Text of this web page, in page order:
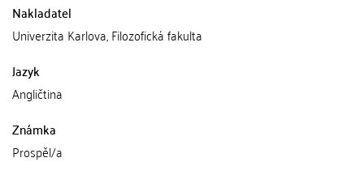
Nakladatel
Univerzita Karlova, Filozofická fakulta
Jazyk
Angličtina
Známka
Prospěl/a